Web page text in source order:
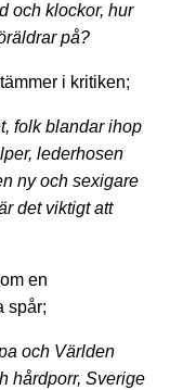
och klockor, hur
på?
i kritiken;
folk blandar ihop
lederhosen
ny och sexigare
det viktigt att
en
spår;
och Världen
hårdporr, Sverige